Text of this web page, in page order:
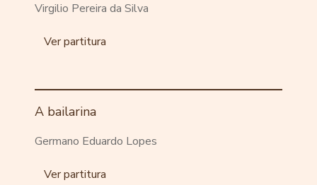
Virgilio Pereira da Silva
Ver partitura
A bailarina
Germano Eduardo Lopes
Ver partitura